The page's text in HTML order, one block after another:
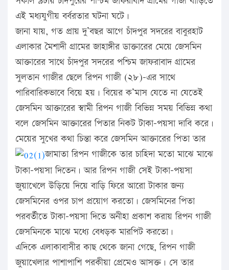
এই মধ্যযুগীয় বর্বরতার ঘটনা ঘটে।
জানা যায়, গত প্রায় দু’বছর আগে চাঁদপুর সদরের বাবুরহাট
এলাকার মৈশাদী গ্রামের জাহাঙ্গীর ডাক্তারের মেয়ে জেসমিন
আক্তারের সাথে চাঁদপুর সদরের পশ্চিম জাফরাবাদ গ্রামের
সুলতান গাজীর ছেলে রিপন গাজী (২৮)-এর সাথে
পারিবারিকভাবে বিয়ে হয়। বিয়ের ক’মাস যেতে না যেতেই
জেসমিন আক্তারের স্বামী রিপন গাজী বিভিন্ন সময় বিভিন্ন কথা
বলে জেসমিন আক্তারের পিতার নিকট টাকা-পয়সা দাবি করে।
মেয়ের সুখের কথা চিন্তা করে জেসমিন আক্তারের পিতা তার
জামাতা রিপন গাজীকে তার চাহিদা মতো মাঝে মাঝে
টাকা-পয়সা দিতেন। আর রিপন গাজী সেই টাকা-পয়সা
জুয়াখেলে উড়িয়ে দিয়ে বাড়ি ফিরে আরো টাকার জন্য
জেসমিনের ওপর চাপ প্রয়োগ করতো। জেসমিনের পিতা
পরবর্তীতে টাকা-পয়সা দিতে অনীহা প্রকাশ করায় রিপন গাজী
জেসমিনকে মাঝে মধ্যে বেধড়ক মারপিট করতো।
এদিকে এলাকাবাসীর কাছ থেকে জানা গেছে, রিপন গাজী
জুয়াখেলার পাশাপাশি পরকীয়া প্রেমেও আসক্ত। সে তার